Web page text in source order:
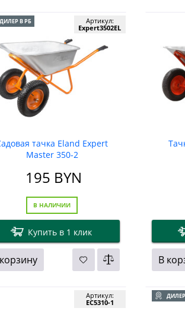
В РБ
тачка Eland Expert
Master 350-2
Артикул:
Expert3502EL
195 BYN
В НАЛИЧИИ
Купить в 1 клик
В
Артикул:
EC5310-1